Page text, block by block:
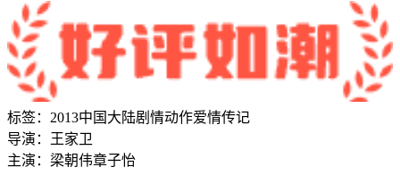
标签： 2013中国大陆剧情动作爱情传记
导演：
王家卫
主演： 梁朝伟章子怡